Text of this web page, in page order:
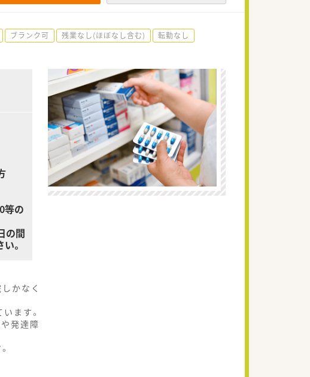
ブランク可 残業なし(ほぼなし含む)
転勤なし
等の
の間
。
かなく
ます。
発達障